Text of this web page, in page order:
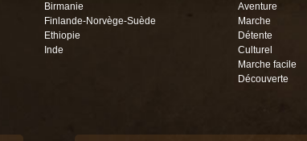
Birmanie
Finlande-Norvège-Suède
Ethiopie
Inde
Aventure
Marche
Détente
Culturel
Marche facile
Découverte